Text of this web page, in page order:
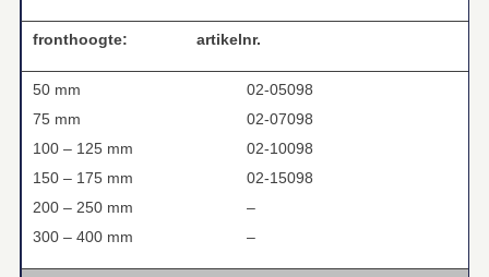
fronthoogte: artikelnr.
50 mm
02-05098
75 mm
02-07098
100 – 125 mm
02-10098
150 – 175 mm
02-15098
200 – 250 mm
–
300 – 400 mm
–